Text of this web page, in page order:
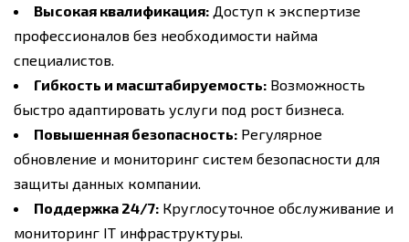
Высокая квалификация: Доступ к экспертизе
профессионалов без необходимости найма
специалистов.
Гибкость и масштабируемость: Возможность
быстро адаптировать услуги под рост бизнеса.
Повышенная безопасность: Регулярное
обновление и мониторинг систем безопасности для
защиты данных компании.
Поддержка 24/7: Круглосуточное обслуживание и
мониторинг IT инфраструктуры.